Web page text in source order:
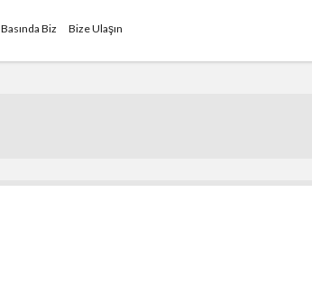
Basında Biz Bize Ulaşın